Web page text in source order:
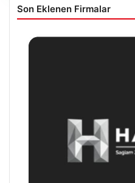
Son Eklenen Firmalar